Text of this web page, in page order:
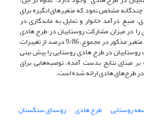
مشخص نمود که متغیرهای انگیزه برای
درآمد خانوار و تمایل به ماندگاری در
را در میزان مشارکت روستاییان در طرح هادی
روستایی داشته اند. 3 متغیر مذکور در مجموع، 9/86 درصد از تغییرات
در طرح هادی روستایی را پیش بینی
بر مبنای نتایج بدست آمده، توصیه‌هایی برای
طرح‌های هادی ارائه شده است.
روستایی طرح هادی روستای سنگستان